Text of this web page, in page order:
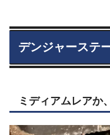
デンジャーステ
ミディアムレアか